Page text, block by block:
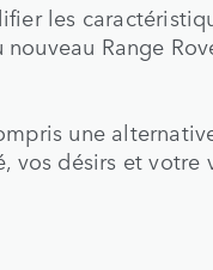
les
Range
une
vos désirs et votre